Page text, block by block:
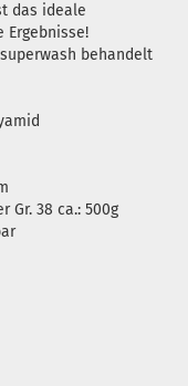
das ideale
Ergebnisse!
behandelt
Gr. 38 ca.: 500g